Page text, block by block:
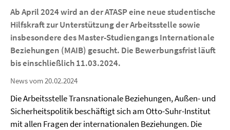
Ab April 2024 wird an der ATASP eine neue studentische
Hilfskraft zur Unterstützung der Arbeitsstelle sowie
insbesondere des Master-Studiengangs Internationale
Beziehungen (MAIB) gesucht. Die Bewerbungsfrist läuft
bis einschließlich 11.03.2024.
News vom 20.02.2024
Die Arbeitsstelle Transnationale Beziehungen, Außen- und
Sicherheitspolitik beschäftigt sich am Otto-Suhr-Institut
mit allen Fragen der internationalen Beziehungen. Die